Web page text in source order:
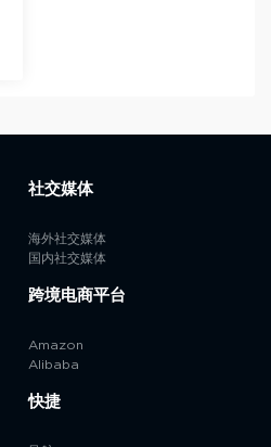
社交媒体
海外社交媒体
国内社交媒体
跨境电商平台
Amazon
Alibaba
快捷